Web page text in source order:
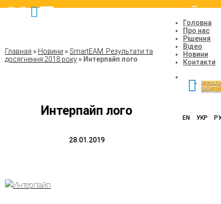
Toggle
Головна
Про нас
Рішення
Відео
Новини
Контакти
EN УКР
Главная » Новини » SmartEAM. Результати та
досягнення 2018 року » Интерпайп лого
Интерпайп лого
28.01.2019